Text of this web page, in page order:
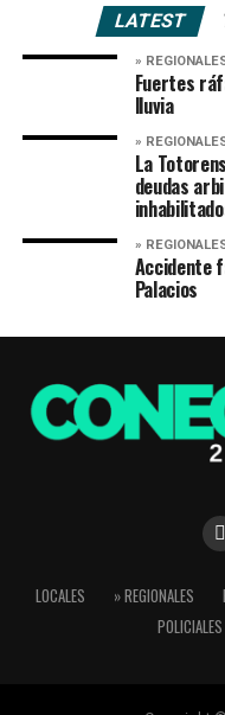
LATEST
»
Fuertes
lluvia
»
La
deudas
»
Accidente
Palacios
LOCALES » REGIONALES
POLICIALES